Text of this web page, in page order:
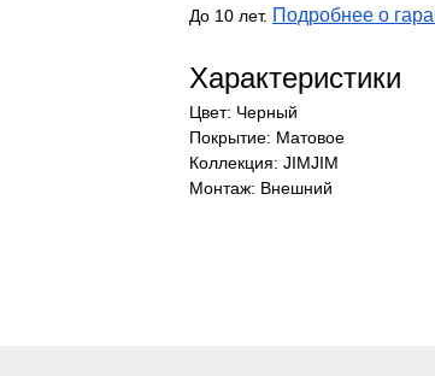
До 10 лет. Подробнее о
Характеристики
Цвет: Черный
Покрытие: Матовое
Коллекция: JIMJIM
Монтаж: Внешний